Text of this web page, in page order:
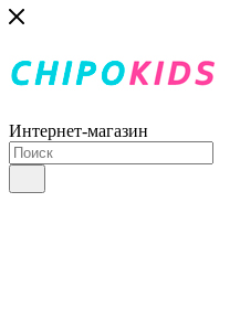
Интернет-магазин